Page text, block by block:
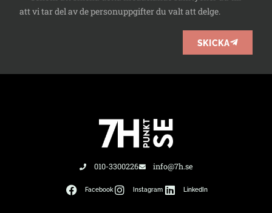
att vi tar del av de personuppgifter du valt att delge.
SKICKA
010-3300226 info@7h.se
Facebook Instagram LinkedIn